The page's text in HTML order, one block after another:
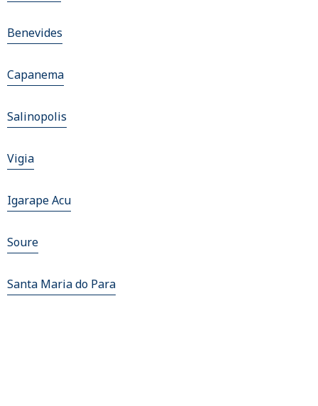
Benevides
Capanema
Salinopolis
Vigia
Igarape Acu
Soure
Santa Maria do Para